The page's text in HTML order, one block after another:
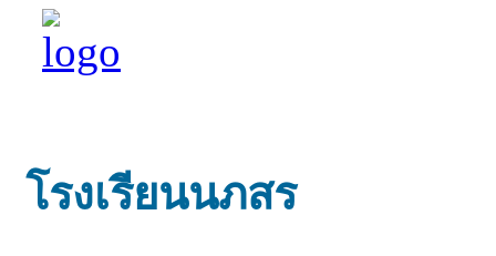
โรงเรียนนภสร